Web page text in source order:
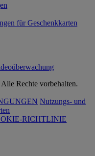
für Geschenkkarten
Rechte vorbehalten.
Nutzungs- und
RICHTLINIE